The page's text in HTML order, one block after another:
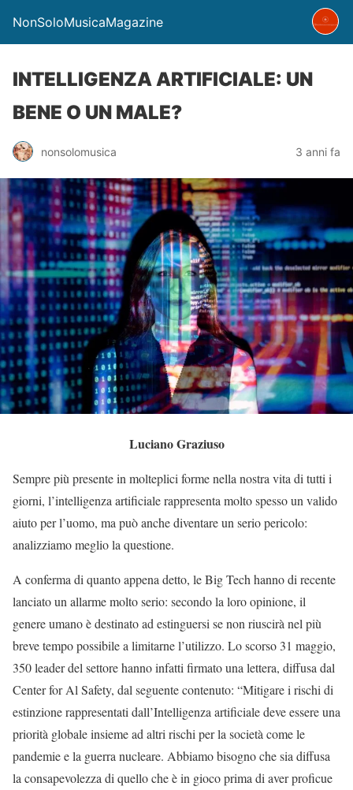
NonSoloMusicaMagazine
INTELLIGENZA ARTIFICIALE: UN
BENE O UN MALE?
nonsolomusica 3 anni fa
Luciano Graziuso
Sempre più presente in molteplici forme nella nostra vita di tutti i
giorni, l’intelligenza artificiale rappresenta molto spesso un valido
aiuto per l’uomo, ma può anche diventare un serio pericolo:
analizziamo meglio la questione.
A conferma di quanto appena detto, le Big Tech hanno di recente
lanciato un allarme molto serio: secondo la loro opinione, il
genere umano è destinato ad estinguersi se non riuscirà nel più
breve tempo possibile a limitarne l’utilizzo. Lo scorso 31 maggio,
350 leader del settore hanno infatti firmato una lettera, diffusa dal
Center for Al Safety, dal seguente contenuto: “Mitigare i rischi di
estinzione rappresentati dall’Intelligenza artificiale deve essere una
priorità globale insieme ad altri rischi per la società come le
pandemie e la guerra nucleare. Abbiamo bisogno che sia diffusa
la consapevolezza di quello che è in gioco prima di aver proficue